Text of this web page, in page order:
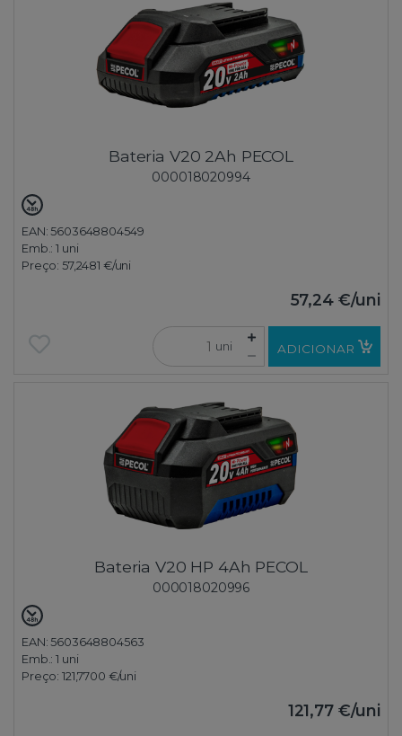
Bateria V20 2Ah PECOL
000018020994
EAN: 5603648804549
Emb.:1 uni
Preço: 57,2481 €/uni
57,24 €/uni
uni ADICIONAR
Bateria V20 HP 4Ah PECOL
000018020996
EAN: 5603648804563
Emb.:1 uni
Preço: 121,7700 €/uni
121,77 €/uni